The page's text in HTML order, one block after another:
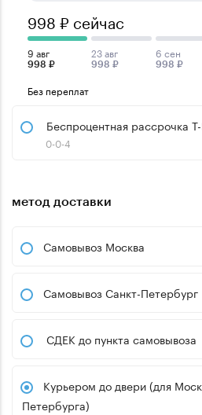
998 ₽ сейчас
9 авг
998 ₽
23 авг
998 ₽
6 сен
998 ₽
Без переплат
Беспроцентная рассрочка
0-0-4
метод доставки
Самовывоз Москва
Самовывоз Санкт-Петербург
СДЕК до пункта самовывоза
Курьером до двери (для Москвы и Санкт-
Петербурга)